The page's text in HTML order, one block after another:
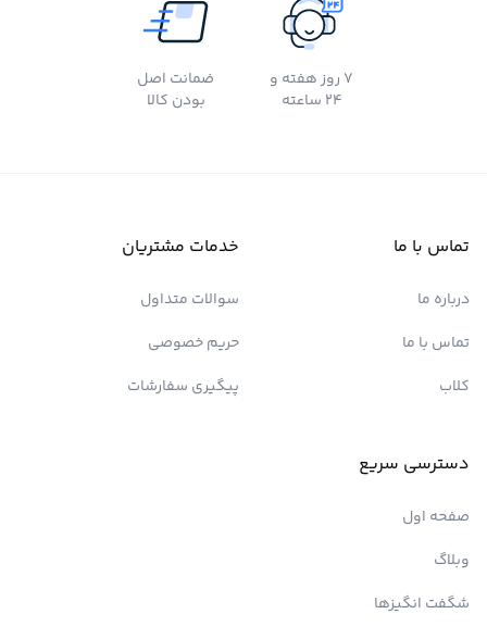
7 روز هفته و
24 ساعته
ضمانت اصل
بودن کالا
تماس با ما
درباره ما
تماس با ما
کلاب
خدمات مشتریان
سوالات متداول
حریم خصوصی
پیگیری سفارشات
دسترسی سریع
صفحه اول
وبلاگ
شگفت انگیزها